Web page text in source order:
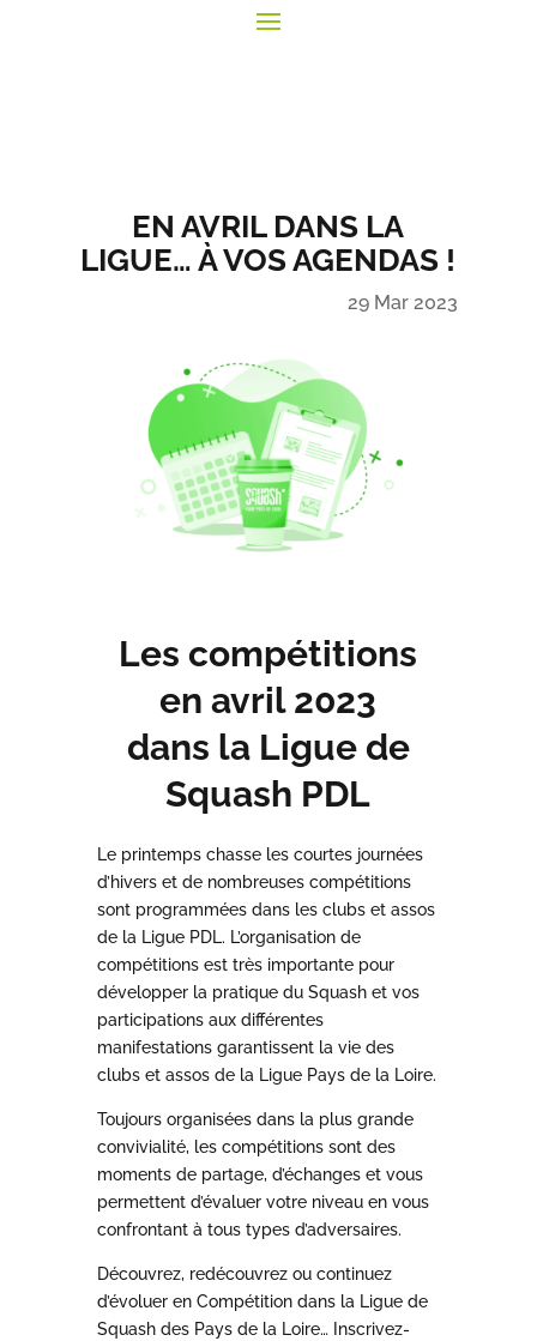
EN AVRIL DANS LA
LIGUE… À VOS AGENDAS !
29 Mar 2023
Les compétitions
en avril 2023
dans la Ligue de
Squash PDL
Le printemps chasse les courtes journées
d’hivers et de nombreuses compétitions
sont programmées dans les clubs et assos
de la Ligue PDL. L’organisation de
compétitions est très importante pour
développer la pratique du Squash et vos
participations aux différentes
manifestations garantissent la vie des
clubs et assos de la Ligue Pays de la Loire.
Toujours organisées dans la plus grande
convivialité, les compétitions sont des
moments de partage, d’échanges et vous
permettent d’évaluer votre niveau en vous
confrontant à tous types d’adversaires.
Découvrez, redécouvrez ou continuez
d’évoluer en Compétition dans la Ligue de
Squash des Pays de la Loire… Inscrivez-